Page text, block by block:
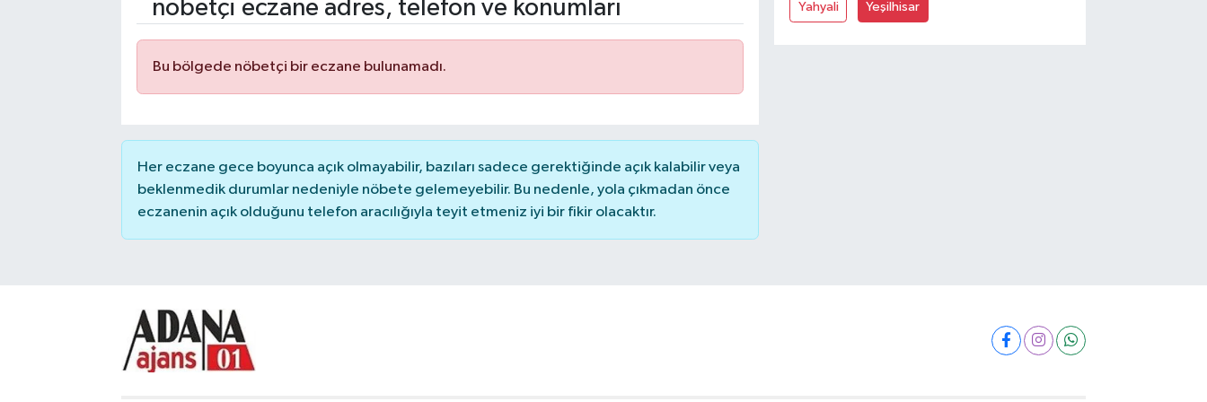
nöbetçi eczane adres, telefon ve konumları
Bu bölgede nöbetçi bir eczane bulunamadı.
Her eczane gece boyunca açık olmayabilir, bazıları sadece gerektiğinde açık kalabilir veya
beklenmedik durumlar nedeniyle nöbete gelemeyebilir. Bu nedenle, yola çıkmadan önce
eczanenin açık olduğunu telefon aracılığıyla teyit etmeniz iyi bir fikir olacaktır.
Yahyali Yeşilhisar